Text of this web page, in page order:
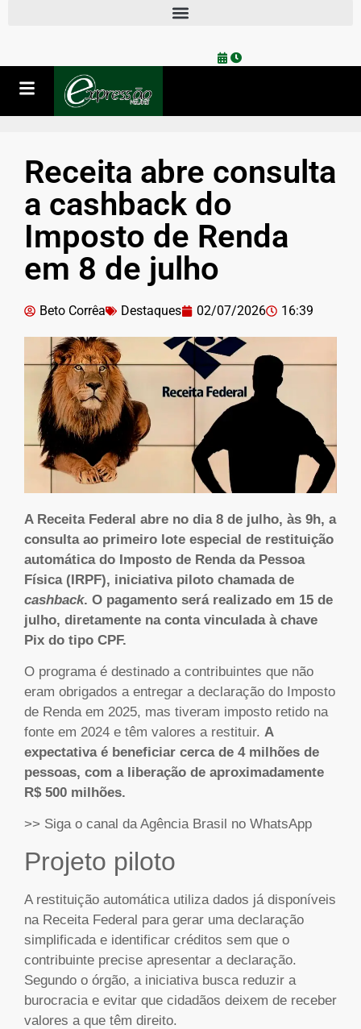
Receita abre consulta
a cashback do
Imposto de Renda
em 8 de julho
Beto Corrêa Destaques 02/07/2026 16:39
A Receita Federal abre no dia 8 de julho, às 9h, a
consulta ao primeiro lote especial de restituição
automática do Imposto de Renda da Pessoa
Física (IRPF), iniciativa piloto chamada de
cashback. O pagamento será realizado em 15 de
julho, diretamente na conta vinculada à chave
Pix do tipo CPF.
O programa é destinado a contribuintes que não
eram obrigados a entregar a declaração do Imposto
de Renda em 2025, mas tiveram imposto retido na
fonte em 2024 e têm valores a restituir. A
expectativa é beneficiar cerca de 4 milhões de
pessoas, com a liberação de aproximadamente
R$ 500 milhões.
>> Siga o canal da Agência Brasil no WhatsApp
Projeto piloto
A restituição automática utiliza dados já disponíveis
na Receita Federal para gerar uma declaração
simplificada e identificar créditos sem que o
contribuinte precise apresentar a declaração.
Segundo o órgão, a iniciativa busca reduzir a
burocracia e evitar que cidadãos deixem de receber
valores a que têm direito.